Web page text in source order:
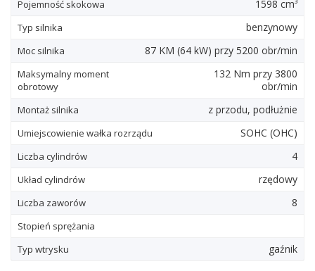
Pojemność skokowa 1598 cm³
Typ silnika benzynowy
Moc silnika 87 KM (64 kW) przy 5200 obr/min
Maksymalny moment
obrotowy
132 Nm przy 3800
obr/min
Montaż silnika z przodu, podłużnie
Umiejscowienie wałka rozrządu SOHC (OHC)
Liczba cylindrów 4
Układ cylindrów rzędowy
Liczba zaworów 8
Stopień sprężania
Typ wtrysku
gaźnik